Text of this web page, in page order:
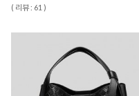
( 리뷰 : 61 )